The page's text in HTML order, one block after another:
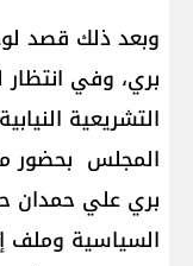
وبعد ذلك قصد
بري، وفي
التشريعية
المجلس بحضور
بري علي حمدان
السياسية وملف